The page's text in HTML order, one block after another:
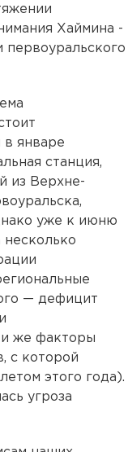
Хаймина -
первоуральского
в январе
станция,
из Верхне-
уже к июню
несколько
— дефицит
же факторы
с которой
этого года).
угроза